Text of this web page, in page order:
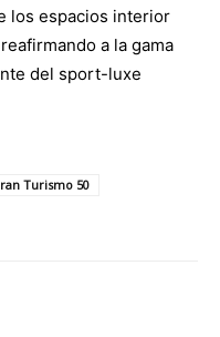
los espacios interior
a la gama
del sport-luxe
Turismo 50